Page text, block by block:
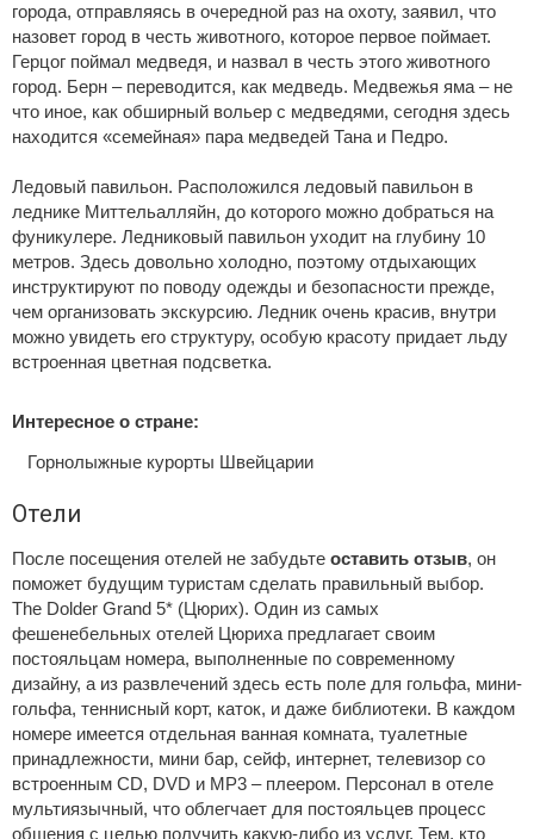
города, отправляясь в очередной раз на охоту, заявил, что
назовет город в честь животного, которое первое поймает.
Герцог поймал медведя, и назвал в честь этого животного
город. Берн – переводится, как медведь. Медвежья яма – не
что иное, как обширный вольер с медведями, сегодня здесь
находится «семейная» пара медведей Тана и Педро.
Ледовый павильон. Расположился ледовый павильон в
леднике Миттельалляйн, до которого можно добраться на
фуникулере. Ледниковый павильон уходит на глубину 10
метров. Здесь довольно холодно, поэтому отдыхающих
инструктируют по поводу одежды и безопасности прежде,
чем организовать экскурсию. Ледник очень красив, внутри
можно увидеть его структуру, особую красоту придает льду
встроенная цветная подсветка.
Интересное о стране:
Горнолыжные курорты Швейцарии
Отели
После посещения отелей не забудьте оставить отзыв, он
поможет будущим туристам сделать правильный выбор.
The Dolder Grand 5* (Цюрих). Один из самых
фешенебельных отелей Цюриха предлагает своим
постояльцам номера, выполненные по современному
дизайну, а из развлечений здесь есть поле для гольфа, мини-
гольфа, теннисный корт, каток, и даже библиотеки. В каждом
номере имеется отдельная ванная комната, туалетные
принадлежности, мини бар, сейф, интернет, телевизор со
встроенным CD, DVD и MP3 – плеером. Персонал в отеле
мультиязычный, что облегчает для постояльцев процесс
общения с целью получить какую-либо из услуг. Тем, кто